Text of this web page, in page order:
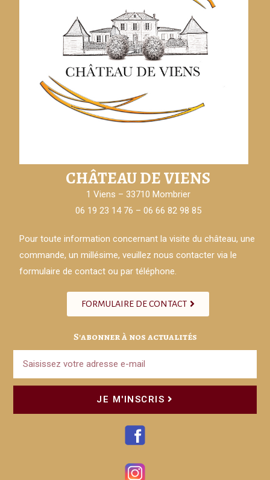
CHÂTEAU DE VIENS
1 Viens – 33710 Mombrier
06 19 23 14 76 – 06 66 82 98 85
Pour toute information concernant la visite du château, une
commande, un millésime, veuillez nous contacter via le
formulaire de contact ou par téléphone.
FORMULAIRE DE CONTACT
S'abonner à nos actualités
JE M'INSCRIS